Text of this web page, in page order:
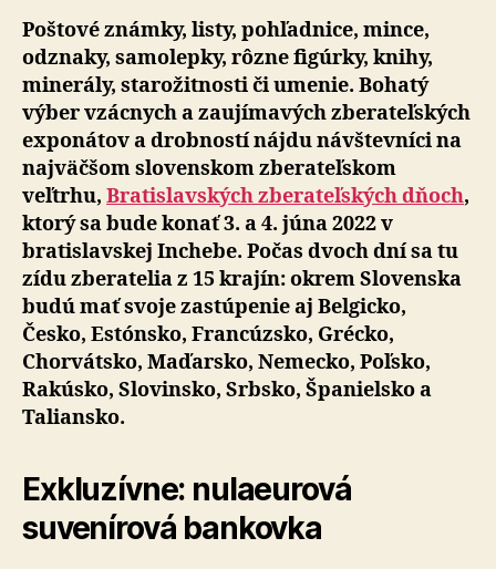
Poštové známky, listy, pohľadnice, mince,
odznaky, samolepky, rôzne figúrky, knihy,
minerály, starožitnosti či umenie. Bohatý
výber vzácnych a zaujímavých zberateľských
exponátov a drobností nájdu návštevníci na
najväčšom slovenskom zberateľskom
veľtrhu, Bratislavských zberateľských dňoch,
ktorý sa bude konať 3. a 4. júna 2022 v
bratislavskej Inchebe. Počas dvoch dní sa tu
zídu zberatelia z 15 krajín: okrem Slovenska
budú mať svoje zastúpenie aj Belgicko,
Česko, Estónsko, Francúzsko, Grécko,
Chorvátsko, Maďarsko, Nemecko, Poľsko,
Rakúsko, Slovinsko, Srbsko, Španielsko a
Taliansko.
Exkluzívne: nulaeurová
suvenírová bankovka